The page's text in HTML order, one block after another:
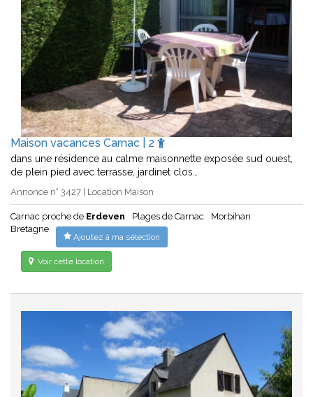
Maison vacances Carnac | 2
dans une résidence au calme maisonnette exposée sud ouest,
de plein pied avec terrasse, jardinet clos…
Annonce n° 3427 | Location Maison
Carnac proche de Erdeven Plages de Carnac
Morbihan
Bretagne
Ajoutez à ma sélection
Voir cette location